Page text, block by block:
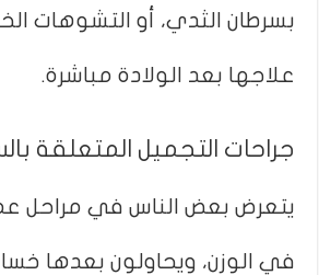
بسرطان الثدي، أو التشوهات
علاجها بعد الولادة مباشرة.
جراحات التجميل المتعلقة
يتعرض بعض الناس في مراحل
في الوزن، ويحاولون بعدها